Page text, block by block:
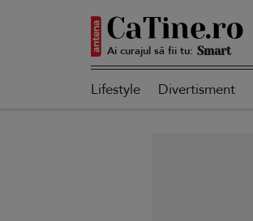
Ai curajul să fii tu: Autentică
Lifestyle Divertisment